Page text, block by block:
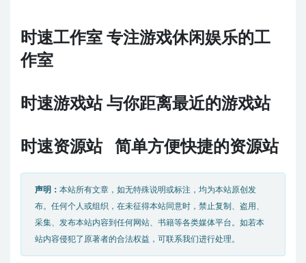
时速工作室 专注游戏休闲娱乐的工
作室
时速游戏站 与你距离最近的游戏站
时速资源站 简单方便快捷的资源站
声明： 本站所有文章，如无特殊说明或标注，均为本站原创发
布。任何个人或组织，在未征得本站同意时，禁止复制、盗用、
采集、发布本站内容到任何网站、书籍等各类媒体平台。如若本
站内容侵犯了原著者的合法权益，可联系我们进行处理。